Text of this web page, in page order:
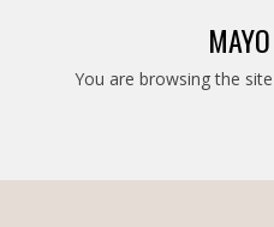
You are browsing the